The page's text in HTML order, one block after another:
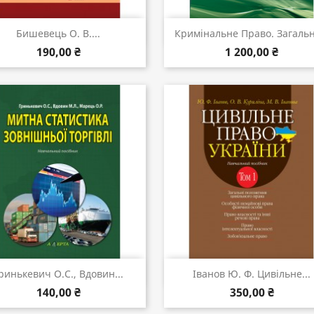
Бишевець О. В....
190,00 ₴
Швидкий перегляд Кримінальне Право.
1 200,00 ₴
Швидкий перегляд
О.С., Вдовин...
140,00 ₴
Швидкий перегляд Іванов Ю. Ф. Цивільне...
350,00 ₴
Швидкий перегляд